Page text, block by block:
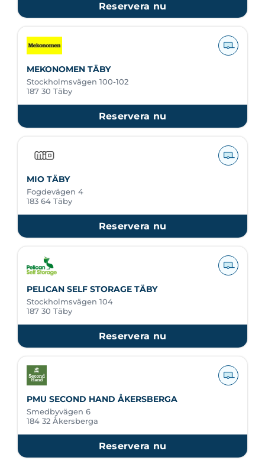
Reservera nu
MEKONOMEN TÄBY
Stockholmsvägen 100-102
187 30 Täby
Reservera nu
MIO TÄBY
Fogdevägen 4
183 64 Täby
Reservera nu
PELICAN SELF STORAGE TÄBY
Stockholmsvägen 104
187 30 Täby
Reservera nu
PMU SECOND HAND ÅKERSBERGA
Smedbyvägen 6
184 32 Åkersberga
Reservera nu